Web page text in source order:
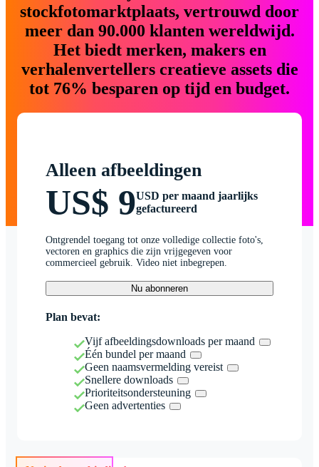
stockfotomarktplaats, vertrouwd door
meer dan 90.000 klanten wereldwijd.
Het biedt merken, makers en
verhalenvertellers creatieve assets die
tot 76% besparen op tijd en budget.
Alleen afbeeldingen
US$ 9USD per maand jaarlijks
gefactureerd
Ontgrendel toegang tot onze volledige collectie foto's,
vectoren en graphics die zijn vrijgegeven voor
commercieel gebruik. Video niet inbegrepen.
Nu abonneren
Plan bevat:
Vijf afbeeldingsdownloads per maand
Één bundel per maand
Geen naamsvermelding vereist
Snellere downloads
Prioriteitsondersteuning
Geen advertenties
Nu in de aanbieding!